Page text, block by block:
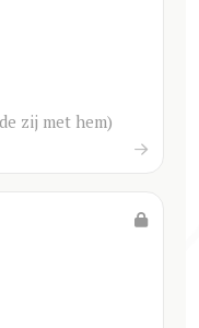
zij met hem)